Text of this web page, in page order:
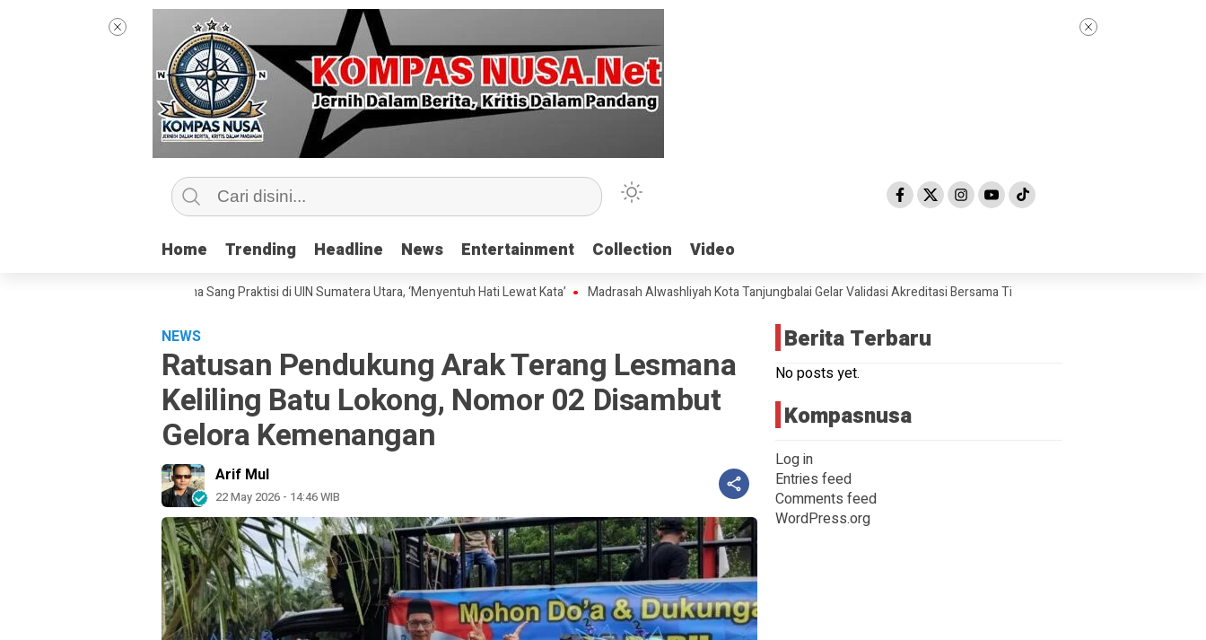
Home Trending Headline News Entertainment Collection Video
Home Trending Headline News Entertainment Collection Video
Jurnalisme Bersama Sang Praktisi di UIN Sumatera Utara, ‘Menyentuh Hati Lewat Kata’ Madrasah Alwashliyah Kota Tanjungbalai Gelar Validasi Akreditasi Bersama Tim Asesor BAN-PDM Tahun 2026
NEWS
Ratusan Pendukung Arak Terang Lesmana
Keliling Batu Lokong, Nomor 02 Disambut
Gelora Kemenangan
Arif Mul
22 May 2026 - 14:46 WIB
Berita Terbaru
No posts yet.
Kompasnusa
Log in
Entries feed
Comments feed
WordPress.org